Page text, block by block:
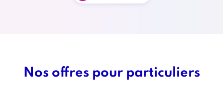
Titre
Nos offres pour particuliers